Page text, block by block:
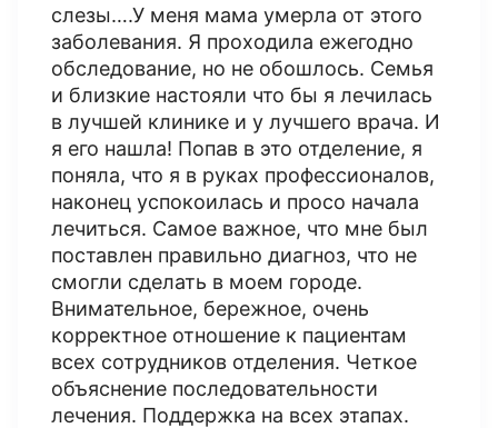
слезы….У меня мама умерла от этого
заболевания. Я проходила ежегодно
обследование, но не обошлось. Семья
и близкие настояли что бы я лечилась
в лучшей клинике и у лучшего врача. И
я его нашла! Попав в это отделение, я
поняла, что я в руках профессионалов,
наконец успокоилась и просо начала
лечиться. Самое важное, что мне был
поставлен правильно диагноз, что не
смогли сделать в моем городе.
Внимательное, бережное, очень
корректное отношение к пациентам
всех сотрудников отделения. Четкое
объяснение последовательности
лечения. Поддержка на всех этапах.